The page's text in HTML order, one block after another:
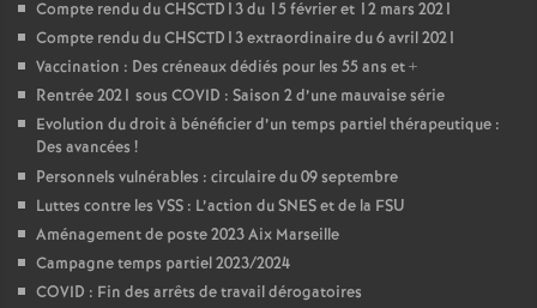
Compte rendu du CHSCTD13 du 15 février et 12 mars 2021
Compte rendu du CHSCTD13 extraordinaire du 6 avril 2021
Vaccination : Des créneaux dédiés pour les 55 ans et +
Rentrée 2021 sous COVID : Saison 2 d’une mauvaise série
Evolution du droit à bénéficier d’un temps partiel thérapeutique :
Des avancées !
Personnels vulnérables : circulaire du 09 septembre
Luttes contre les VSS : L’action du SNES et de la FSU
Aménagement de poste 2023 Aix Marseille
Campagne temps partiel 2023/2024
COVID : Fin des arrêts de travail dérogatoires